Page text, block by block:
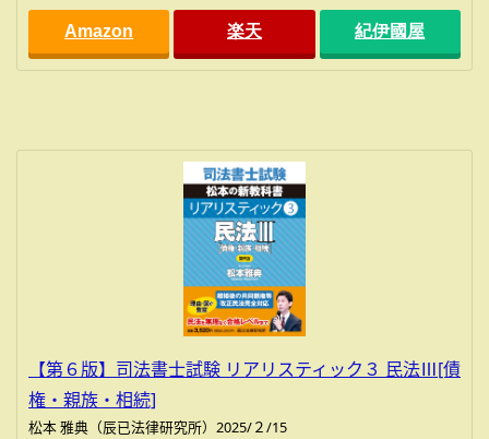
Amazon 楽天 紀伊國屋
【第６版】司法書士試験 リアリスティック３ 民法Ⅲ[債
権・親族・相続]
松本 雅典（辰已法律研究所）2025/２/15